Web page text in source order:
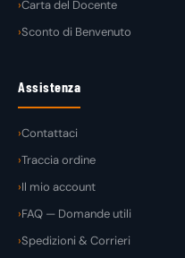
Carta del Docente
Sconto di Benvenuto
Assistenza
Contattaci
Traccia ordine
Il mio account
FAQ — Domande utili
Spedizioni & Corrieri